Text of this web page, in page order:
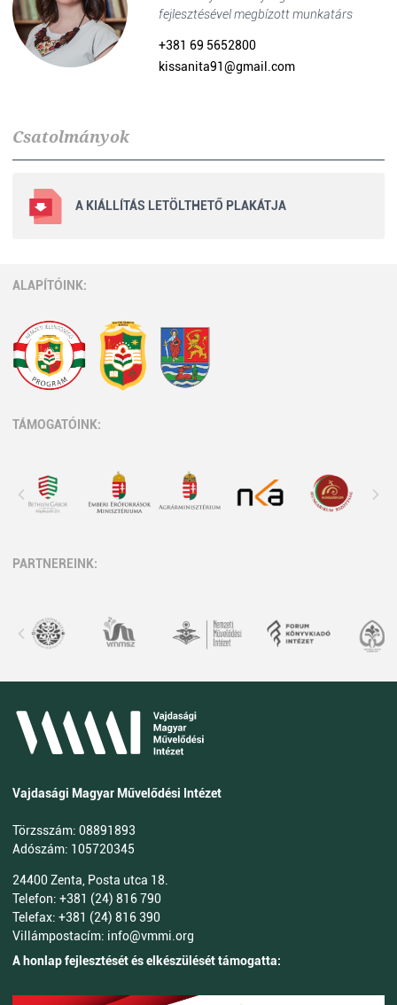
fejlesztésével megbízott munkatárs
+381 69 5652800
kissanita91@gmail.com
Csatolmányok
A KIÁLLÍTÁS LETÖLTHETŐ PLAKÁTJA
ALAPÍTÓINK:
TÁMOGATÓINK:
PARTNEREINK:
Vajdasági Magyar Művelődési Intézet
Törzsszám: 08891893
Adószám: 105720345
24400 Zenta, Posta utca 18.
Telefon: +381 (24) 816 790
Telefax: +381 (24) 816 390
Villámpostacím: info@vmmi.org
A honlap fejlesztését és elkészülését támogatta: